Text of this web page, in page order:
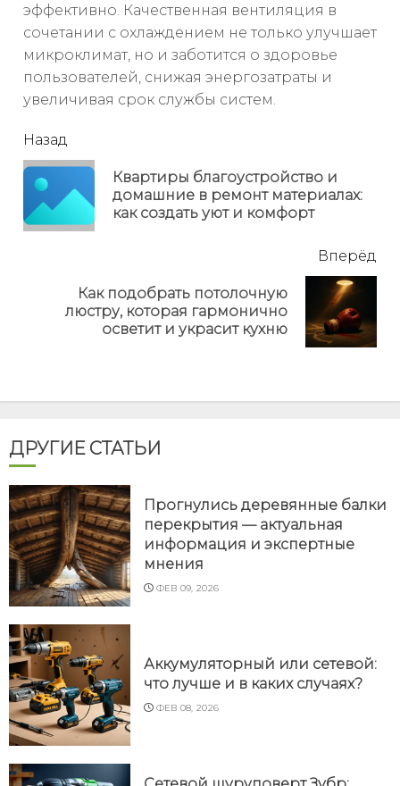
эффективно. Качественная вентиляция в
сочетании с охлаждением не только улучшает
микроклимат, но и заботится о здоровье
пользователей, снижая энергозатраты и
увеличивая срок службы систем.
читать
еще
Назад
Квартиры благоустройство и
домашние в ремонт материалах:
как создать уют и комфорт
Вперёд
Как подобрать потолочную
люстру, которая гармонично
осветит и украсит кухню
ДРУГИЕ СТАТЬИ
Прогнулись деревянные балки
перекрытия — актуальная
информация и экспертные
мнения
ФЕВ 09, 2026
Аккумуляторный или сетевой:
что лучше и в каких случаях?
ФЕВ 08, 2026